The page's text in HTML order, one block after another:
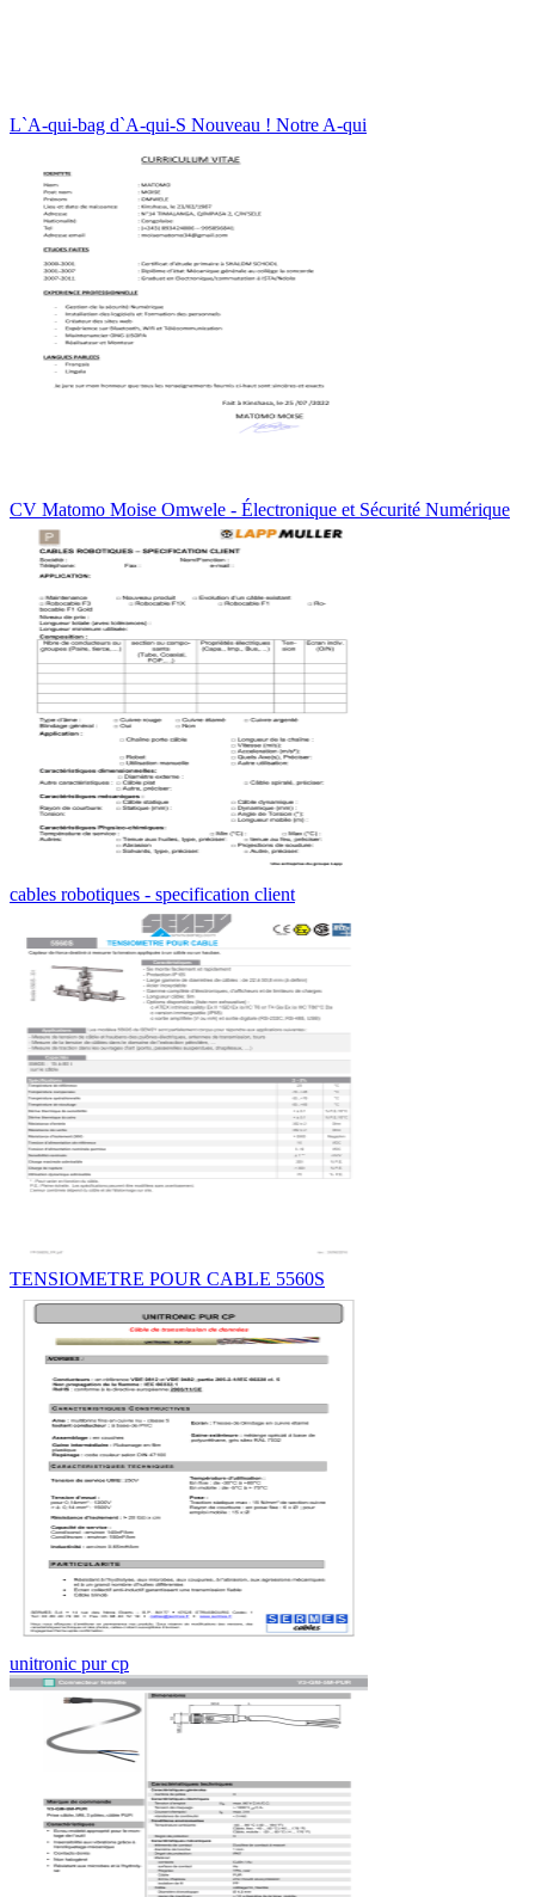
L`A-qui-bag d`A-qui-S Nouveau ! Notre A-qui
CV Matomo Moise Omwele - Électronique et Sécurité Numérique
cables robotiques - specification client
TENSIOMETRE POUR CABLE 5560S
unitronic pur cp